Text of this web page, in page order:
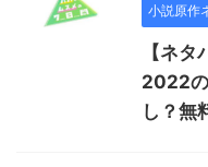
小説原作
【ネ
2022
し？無